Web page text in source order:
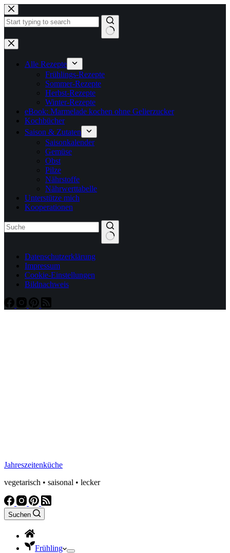
Zum
Inhalt
springen
Keine
Ergebnisse
Alle Rezepte
Frühlings-Rezepte
Sommer-Rezepte
Herbst-Rezepte
Winter-Rezepte
eBook: Marmelade kochen ohne Gelierzucker
Kochbücher
Saison & Zutaten
Saisonkalender
Gemüse
Obst
Pilze
Nährstoffe
Nährwerttabelle
Unterstütze mich
Kooperationen
Datenschutzerklärung
Impressum
Cookie-Einstellungen
Bildnachweis
Jahreszeitenküche
vegetarisch • saisonal • lecker
Suchen
Frühling